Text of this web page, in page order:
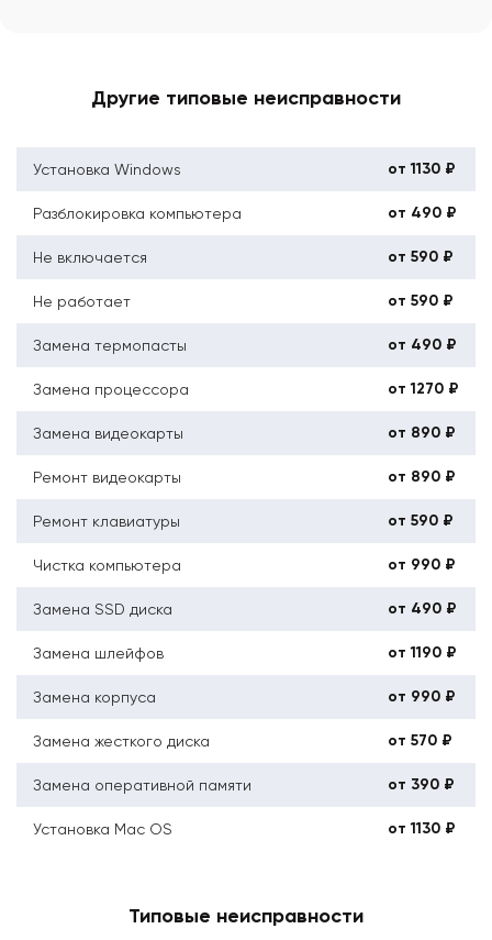
Другие типовые неисправности
Установка Windows от 1130 ₽
Разблокировка компьютера от 490 ₽
Не включается от 590 ₽
Не работает от 590 ₽
Замена термопасты от 490 ₽
Замена процессора от 1270 ₽
Замена видеокарты от 890 ₽
Ремонт видеокарты от 890 ₽
Ремонт клавиатуры от 590 ₽
Чистка компьютера от 990 ₽
Замена SSD диска от 490 ₽
Замена шлейфов от 1190 ₽
Замена корпуса от 990 ₽
Замена жесткого диска от 570 ₽
Замена оперативной памяти от 390 ₽
Установка Mac OS от 1130 ₽
Типовые неисправности